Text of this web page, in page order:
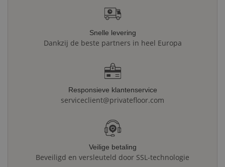
Snelle levering
Dankzij de beste partners in heel Europa
Responsieve klantenservice
serviceclient@privatefloor.com
Veilige betaling
Beveiligd en versleuteld door SSL-technologie